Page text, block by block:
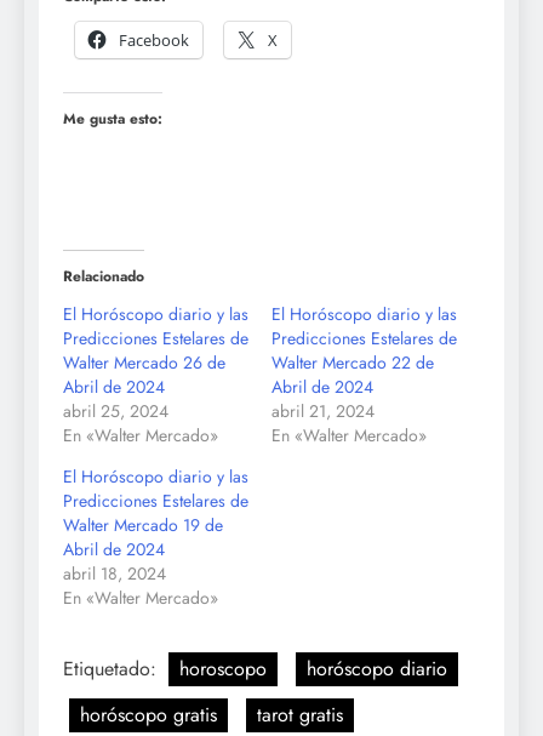
Facebook
X
Me gusta esto:
Relacionado
El Horóscopo diario y las
Predicciones Estelares de
Walter Mercado 26 de
Abril de 2024
abril 25, 2024
En «Walter Mercado»
El Horóscopo diario y las
Predicciones Estelares de
Walter Mercado 22 de
Abril de 2024
abril 21, 2024
En «Walter Mercado»
El Horóscopo diario y las
Predicciones Estelares de
Walter Mercado 19 de
Abril de 2024
abril 18, 2024
En «Walter Mercado»
Etiquetado: horoscopo
horóscopo diario
horóscopo gratis
tarot gratis